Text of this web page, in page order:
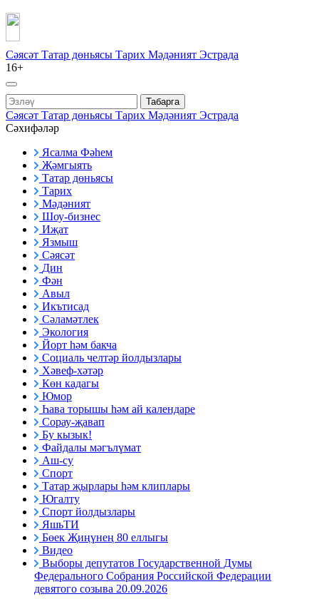
Сәясәт Татар дөньясы Тарих Мәдәният Эстрада
16+
Табарга
Сәясәт Татар дөньясы Тарих Мәдәният Эстрада
Сәхифәләр
Ясалма Фәһем
Җәмгыять
Татар дөньясы
Тарих
Мәдәният
Шоу-бизнес
Иҗат
Язмыш
Сәясәт
Дин
Фән
Авыл
Икътисад
Сәламәтлек
Экология
Йорт һәм бакча
Социаль челтәр йолдызлары
Хәвеф-хәтәр
Көн кадагы
Юмор
Һава торышы һәм ай календаре
Сорау-җавап
Бу кызык!
Файдалы мәгълүмат
Аш-су
Спорт
Татар җырлары һәм клиплары
Югалту
Спорт йолдызлары
ЯшьТИ
Бөек Җиңүнең 80 еллыгы
Видео
Выборы депутатов Государственной Думы
Федерального Собрания Российской Федерации
девятого созыва 20.09.2026